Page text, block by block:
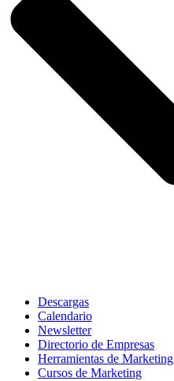
Descargas
Calendario
Newsletter
Directorio de Empresas
Herramientas de Marketing
Cursos de Marketing